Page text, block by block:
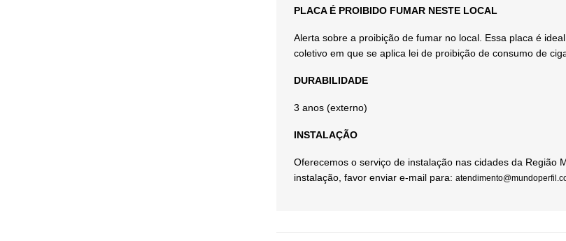
SEGURANÇA
PLACA É PROIBIDO FUMAR NESTE LOCAL
Alerta sobre a proibição de fumar no local. Essa placa é
coletivo em que se aplica lei de proibição de consumo de
DURABILIDADE
3 anos (externo)
INSTALAÇÃO
Oferecemos o serviço de instalação nas cidades da Região
instalação, favor enviar e-mail para: